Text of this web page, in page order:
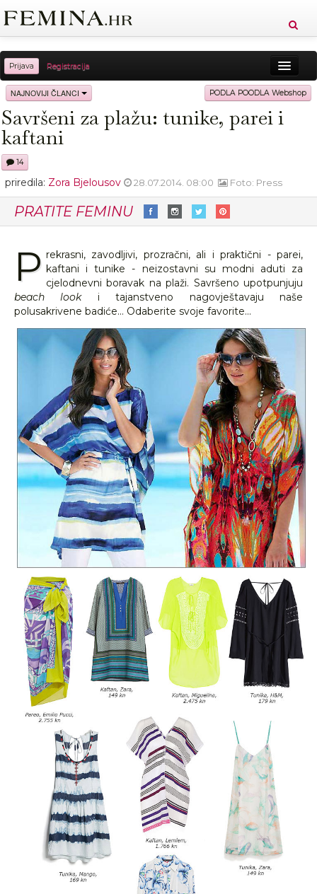
Prijava Registracija
Sreća Zdravlje Vitkost
Moda Ljubav Relax Putovanja Recepti
NAJNOVIJI ČLANCI PODLA POODLA Webshop
Savršeni za plažu: tunike, parei i
kaftani
14
priredila: Zora Bjelousov 28.07.2014. 08:00 Foto: Press
PRATITE FEMINU
P rekrasni, zavodljivi, prozračni, ali i praktični - parei,
kaftani i tunike - neizostavni su modni aduti za
cjelodnevni boravak na plaži. Savršeno upotpunjuju
beach looki tajanstveno nagovještavaju naše
polusakrivene badiće... Odaberite svoje favorite...